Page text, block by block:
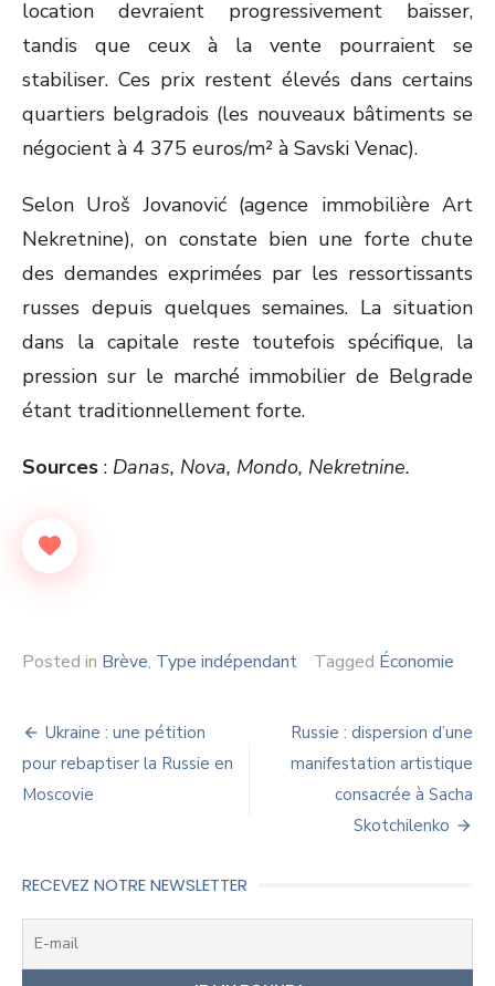
location devraient progressivement baisser,
tandis que ceux à la vente pourraient se
stabiliser. Ces prix restent élevés dans certains
quartiers belgradois (les nouveaux bâtiments se
négocient à 4 375 euros/m² à Savski Venac).
Selon Uroš Jovanović (agence immobilière Art
Nekretnine), on constate bien une forte chute
des demandes exprimées par les ressortissants
russes depuis quelques semaines. La situation
dans la capitale reste toutefois spécifique, la
pression sur le marché immobilier de Belgrade
étant traditionnellement forte.
Sources : Danas, Nova, Mondo, Nekretnine.
Posted in Brève, Type indépendant Tagged Économie
Navigation
de
l’article
Ukraine : une pétition
pour rebaptiser la Russie en
Moscovie
Russie : dispersion d’une
manifestation artistique
consacrée à Sacha
Skotchilenko
RECEVEZ NOTRE NEWSLETTER